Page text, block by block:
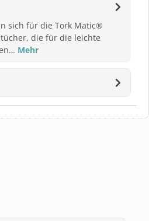
sich für die Tork Matic®
die für die leichte
Mehr